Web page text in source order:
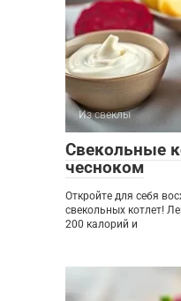
Из свеклы
Свекольные
чесноком
Откройте для себя
свекольных котлет!
200 калорий и